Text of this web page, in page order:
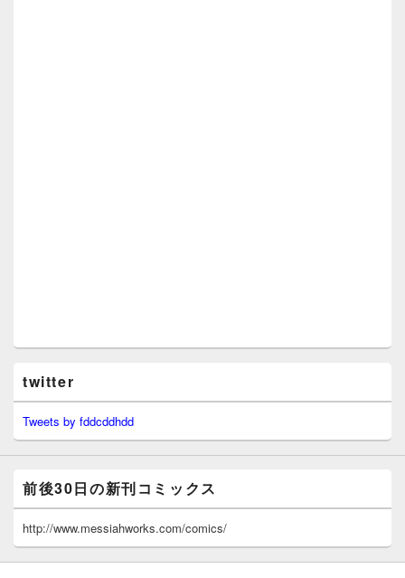
twitter
Tweets by fddcddhdd
前後30日の新刊コミックス
http://www.messiahworks.com/comics/